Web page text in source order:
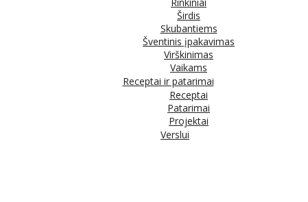
Širdis
Skubantiems
Šventinis įpakavimas
Virškinimas
Vaikams
Receptai ir patarimai
Receptai
Patarimai
Projektai
Verslui